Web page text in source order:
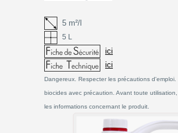
5 m²/l
5 L
ici
ici
Dangereux. Respecter les précautions
biocides avec précaution. Avant toute
les informations concernant le produit.